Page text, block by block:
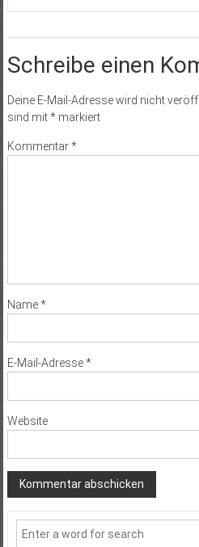
Schreibe einen
Deine E-Mail-Adresse wird nicht
sind mit*markiert
Kommentar*
Name*
E-Mail-Adresse*
Website